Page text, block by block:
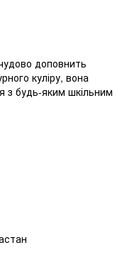
доповнить
куліру, вона
з будь-яким шкільним